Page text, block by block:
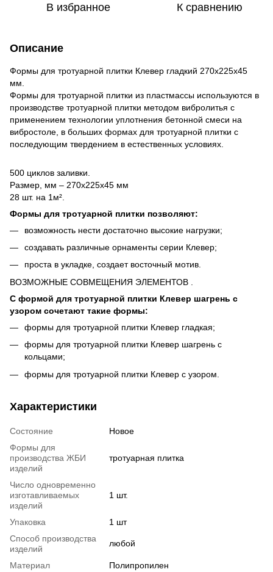
В избранное К сравнению
Описание
Формы для тротуарной плитки Клевер гладкий 270х225х45
мм.
Формы для тротуарной плитки из пластмассы используются в
производстве тротуарной плитки методом вибролитья с
применением технологии уплотнения бетонной смеси на
вибростоле, в больших формах для тротуарной плитки с
последующим твердением в естественных условиях.
500 циклов заливки.
Размер, мм – 270х225х45 мм
28 шт. на 1м².
Формы для тротуарной плитки позволяют:
возможность нести достаточно высокие нагрузки;
создавать различные орнаменты серии Клевер;
проста в укладке, создает восточный мотив.
ВОЗМОЖНЫЕ СОВМЕЩЕНИЯ ЭЛЕМЕНТОВ .
С формой для тротуарной плитки Клевер шагрень с
узором сочетают такие формы:
формы для тротуарной плитки Клевер гладкая;
формы для тротуарной плитки Клевер шагрень с
кольцами;
формы для тротуарной плитки Клевер с узором.
Характеристики
Состояние
Новое
Формы для
производства ЖБИ
изделий
тротуарная плитка
Число одновременно
изготавливаемых
изделий
1 шт.
Упаковка
1 шт
Способ производства
изделий
любой
Материал
Полипропилен